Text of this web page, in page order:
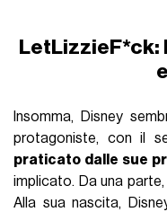
LetLizzieF*ck:
Insomma, Disney
protagoniste, con il
praticato dalle sue
implicato. Da una
Alla sua nascita,